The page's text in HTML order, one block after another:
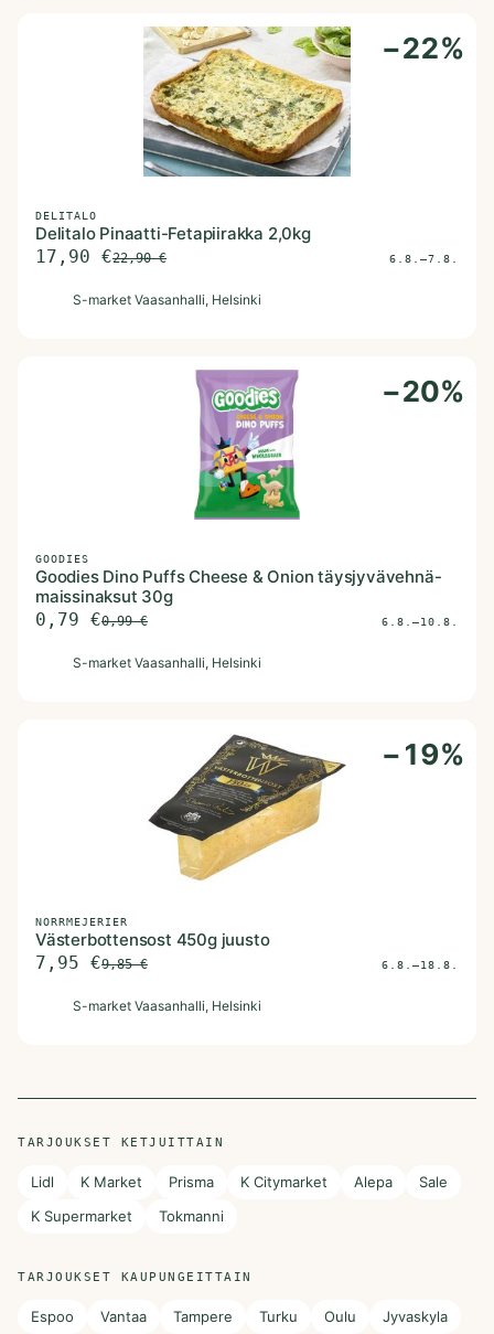
−22%
DELITALO
Delitalo Pinaatti-Fetapiirakka 2,0kg
17,90 €22,90€ 6.8.–7.8.
S-market Vaasanhalli, Helsinki
−20%
GOODIES
Goodies Dino Puffs Cheese & Onion täysjyvävehnä-
maissinaksut 30g
0,79 €0,99€ 6.8.–10.8.
S-market Vaasanhalli, Helsinki
−19%
NORRMEJERIER
Västerbottensost 450g juusto
7,95 €9,85€ 6.8.–18.8.
S-market Vaasanhalli, Helsinki
TARJOUKSET KETJUITTAIN
Lidl K Market Prisma K Citymarket Alepa
Sale
K Supermarket
Tokmanni
TARJOUKSET KAUPUNGEITTAIN
Espoo Vantaa Tampere Turku Oulu Jyvaskyla